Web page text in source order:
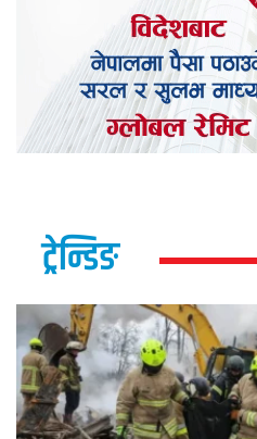
ट्रेन्डिङ